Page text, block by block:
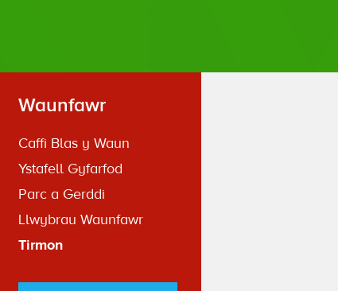
Waunfawr
Caffi Blas y Waun
Ystafell Gyfarfod
Parc a Gerddi
Llwybrau Waunfawr
Tirmon